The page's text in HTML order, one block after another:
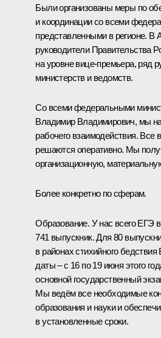
Были организованы меры по
и координации со всеми
представленными в регионе. В
руководители Правительства
на уровне вице-премьера, ряд
министерств и ведомств.
Со всеми федеральными
Владимир Владимирович, мы
рабочего взаимодействия. Все
решаются оперативно. Мы
организационную,
Более конкретно по сферам.
Образование. У нас всего ЕГЭ
741 выпускник. Для 80
в районах стихийного
даты – с 16 по 19 июня этого
основной государственный
Мы ведём все необходимые
образования и науки и
в установленные сроки.